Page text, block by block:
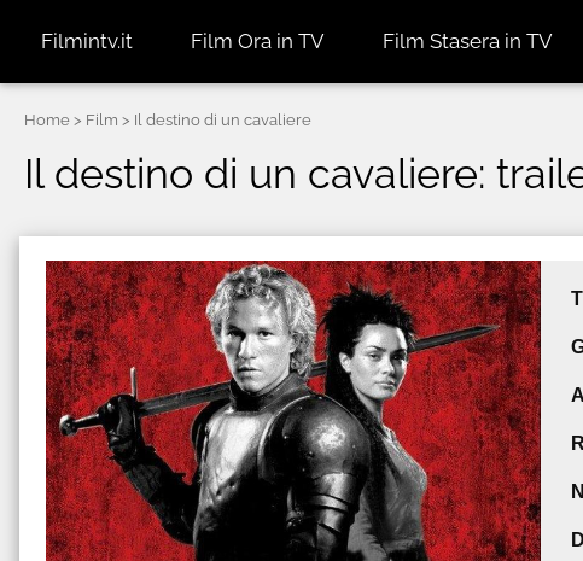
Filmintv.it Film Ora in TV Film Stasera in TV
Home > Film > Il destino di un cavaliere
Il destino di un cavaliere: